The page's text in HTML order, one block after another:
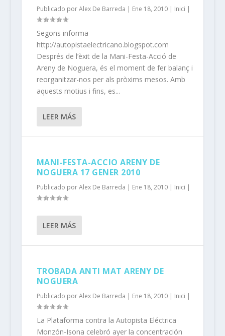
Publicado porAlex De Barreda | Ene 18, 2010| Inici |
Segons informa
http://autopistaelectricano.blogspot.com
Després de l’èxit de la Mani-Festa-Acció de
Areny de Noguera, és el moment de fer balanç i
reorganitzar-nos per als pròxims mesos. Amb
aquests motius i fins, es...
LEER MÁS
MANI-FESTA-ACCIO ARENY DE
NOGUERA 17 GENER 2010
Publicado porAlex De Barreda | Ene 18, 2010| Inici |
LEER MÁS
TROBADA ANTI MAT ARENY DE
NOGUERA
Publicado porAlex De Barreda | Ene 18, 2010| Inici |
La Plataforma contra la Autopista Eléctrica
Monzón-Isona celebró ayer la concentración